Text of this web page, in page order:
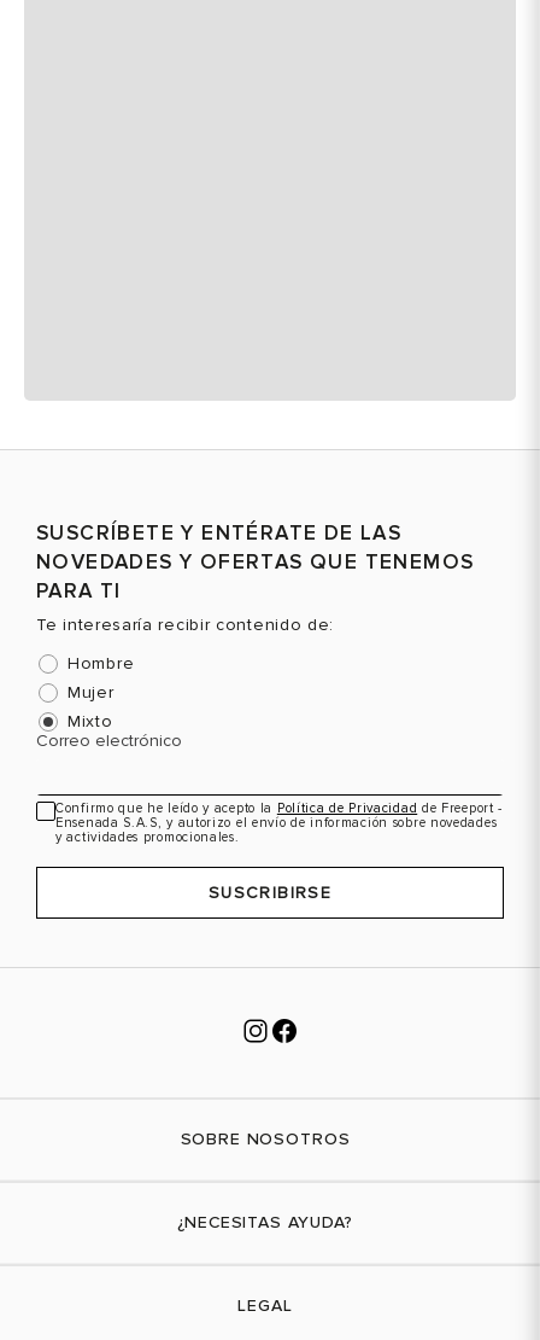
SUSCRÍBETE Y ENTÉRATE DE LAS
NOVEDADES Y OFERTAS QUE TENEMOS
PARA TI
Te interesaría recibir contenido de:
Hombre
Mujer
Mixto
Correo electrónico
Confirmo que he leído y acepto la Política de Privacidad de Freeport -
Ensenada S.A.S, y autorizo el envío de información sobre novedades
y actividades promocionales.
SUSCRIBIRSE
SOBRE NOSOTROS
¿NECESITAS AYUDA?
LEGAL